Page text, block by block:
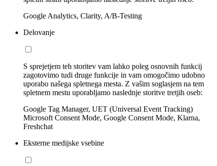
Google Analytics, Clarity, A/B-Testing
Delovanje
S sprejetjem teh storitev vam lahko poleg osnovnih funkcij
zagotovimo tudi druge funkcije in vam omogočimo udobno
uporabo našega spletnega mesta. Z vašim soglasjem na tem
spletnem mestu uporabljamo naslednje storitve tretjih oseb:
Google Tag Manager, UET (Universal Event Tracking)
Microsoft Consent Mode, Google Consent Mode, Klarna,
Freshchat
Eksterne medijske vsebine